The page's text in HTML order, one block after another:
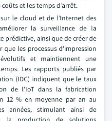
et les temps d'arrêt.
sur le cloud et de l'Internet des
la surveillance de la
prédictive, ainsi que de créer de
les processus d'impression
et maintiennent une
Les rapports publiés par
(IDC) indiquent que le taux
de l'IoT dans la fabrication
12 % en moyenne par an au
années, stimulant ainsi de